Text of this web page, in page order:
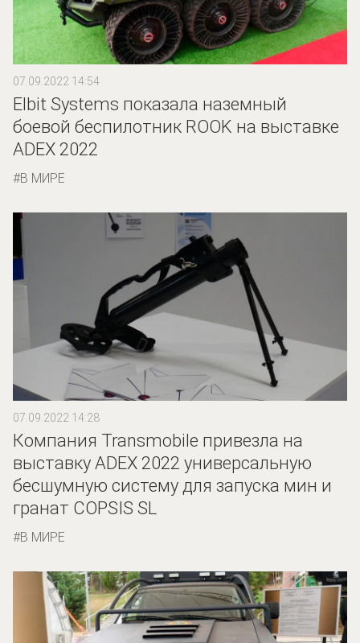
07.09.2022 14:54
Elbit Systems показала наземный
боевой беспилотник ROOK на выставке
ADEX 2022
В МИРЕ
07.09.2022 14:28
Компания Transmobile привезла на
выставку ADEX 2022 универсальную
бесшумную систему для запуска мин и
гранат COPSIS SL
В МИРЕ